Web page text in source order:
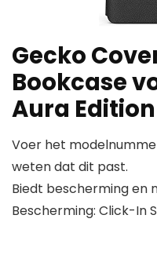
Gecko
Bookcase
Aura Edition
Voer het
weten dat dit past.
Biedt bescherming en
Bescherming: Click-In